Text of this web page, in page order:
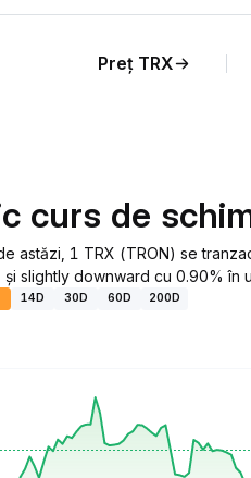
Preț TRX
curs de
astăzi, 1 TRX (TRON) se
și slightly downward cu 0.90% în
14D 30D 60D 200D